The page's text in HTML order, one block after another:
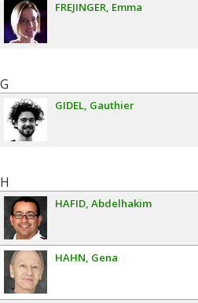
FREJINGER Emma
G
GIDEL Gauthier
H
HAFID Abdelhakim
HAHN Gena